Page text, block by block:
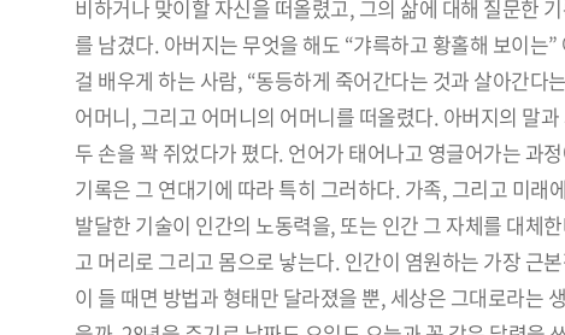
비하거나 맞이할 자신을 떠올렸고, 그의 삶에 대해 질문한
를 남겼다. 아버지는 무엇을 해도 “갸륵하고 황홀해 보이는
걸 배우게 하는 사람, “동등하게 죽어간다는 것과 살아간
어머니, 그리고 어머니의 어머니를 떠올렸다. 아버지의 말
두 손을 꽉 쥐었다가 폈다. 언어가 태어나고 영글어가는 과
기록은 그 연대기에 따라 특히 그러하다. 가족, 그리고 미래
발달한 기술이 인간의 노동력을, 또는 인간 그 자체를 대체
고 머리로 그리고 몸으로 낳는다. 인간이 염원하는 가장 근
이 들 때면 방법과 형태만 달라졌을 뿐, 세상은 그대로라는